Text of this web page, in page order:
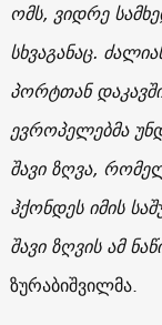
ომს, ვიდრე
სხვაგანაც.
პორტთან
ევროპელებმა
შავი ზღვა,
ჰქონდეს იმის
შავი ზღვის ამ
ზურაბიშვილმა.